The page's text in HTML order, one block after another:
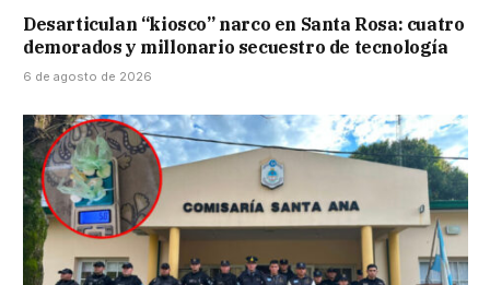
Desarticulan “kiosco” narco en Santa Rosa: cuatro
demorados y millonario secuestro de tecnología
6 de agosto de 2026